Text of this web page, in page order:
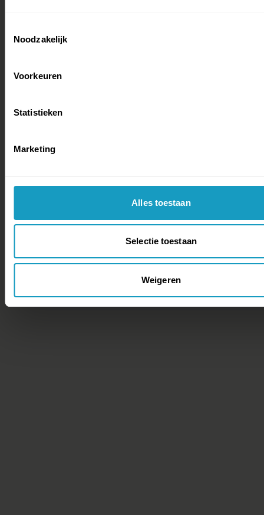
Noodzakelijk
Voorkeuren
Statistieken
Marketing
Alles toestaan
Selectie toestaan
Weigeren